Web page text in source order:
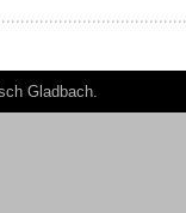
Gladbach.